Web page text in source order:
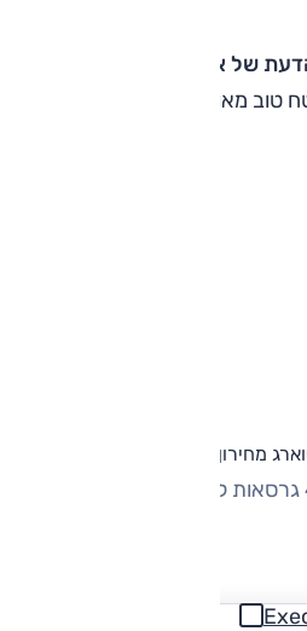
של אוהד אלגוב
מאוד, נעים ונוח.
מחירון וגרסאות